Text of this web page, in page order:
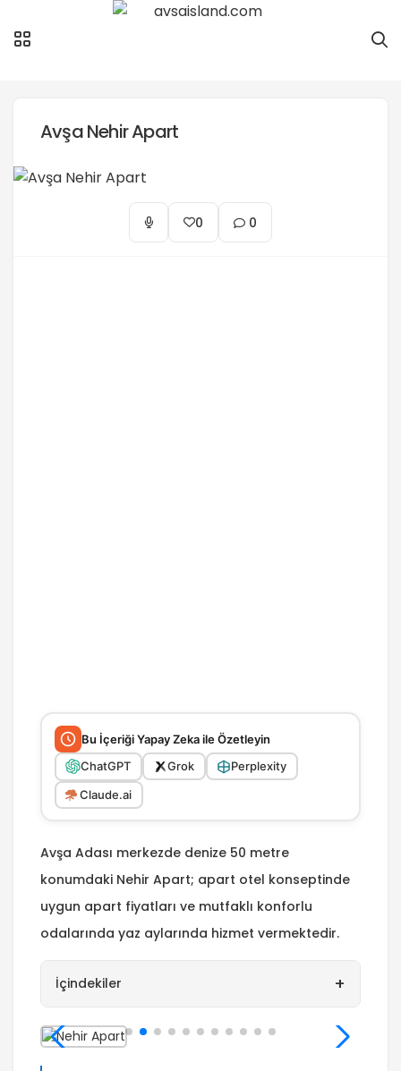
Avşa Nehir Apart
0 0
Bu İçeriği Yapay Zeka ile Özetleyin
ChatGPT
Grok
Perplexity
Claude.ai
Avşa Adası merkezde denize 50 metre
konumdaki Nehir Apart; apart otel konseptinde
uygun apart fiyatları ve mutfaklı konforlu
odalarında yaz aylarında hizmet vermektedir.
İçindekiler +